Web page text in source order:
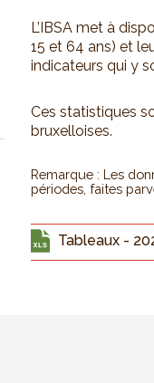
L’IBSA met à
15 et 64 ans) et
indicateurs qui y
Ces statistiques
bruxelloises.
Remarque : Les
périodes, faites
Tableaux -